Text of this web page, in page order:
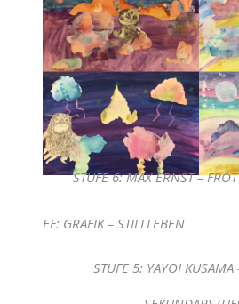
STUFE 6: MAX ERNST –
EF: GRAFIK – STILLLEBEN
STUFE 5: YAYOI KUSAMA